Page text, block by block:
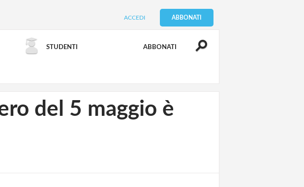
ACCEDI ABBONATI
STUDENTI ABBONATI
del 5 maggio è